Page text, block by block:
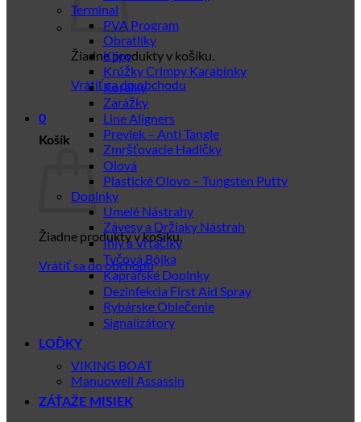
Žiadne produkty v košíku.
Vrátiť sa do obchodu
0
Košík
Žiadne produkty v košíku.
Vrátiť sa do obchodu
Terminal
PVA Program
Obratlíky
Klipy
Krúžky Crimpy Karabinky
Korálky
Zarážky
Line Aligners
Prevlek – Anti Tangle
Zmršťovacie Hadičky
Olová
Plastické Olovo – Tungsten Putty
Doplnky
Umelé Nástrahy
Závesy a Držiaky Nástrah
Ihly a Vrtačiky
Tyčová Bójka
Kaprářské Doplnky
Dezinfekcia First Aid Spray
Rybárske Oblečenie
Signalizátory
LOĎKY
VIKING BOAT
Manuowell Assassin
ZÁŤAŽE MISIEK